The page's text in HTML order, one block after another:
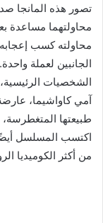
تصور هذه المانجا
محاولتهما مساعدة
محاولته كسب
الجانبين لعملة
الشخصيات
آمي كاواشيما،
طبيعتها المتغطرسة،
من أكثر الكوميديا